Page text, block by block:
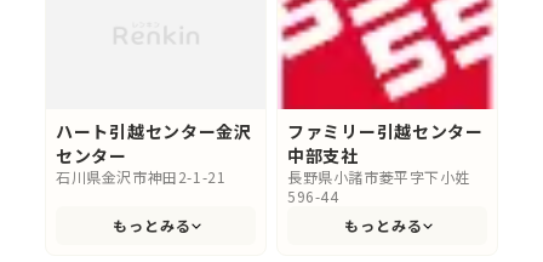
ハート引越センター金沢
センター
石川県金沢市神田2-1-21
もっとみる
ファミリー引越センター
中部支社
長野県小諸市菱平字下小姓
596-44
もっとみる